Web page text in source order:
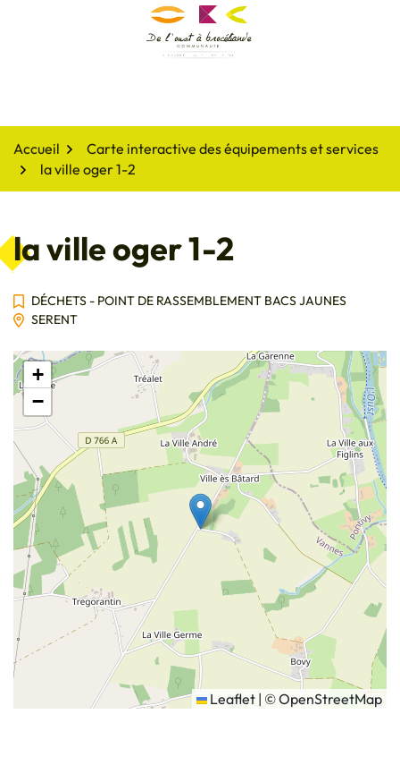
De l'oust à Brocéliande
Accueil
Carte interactive des équipements et services
la ville oger 1-2
la ville oger 1-2
DÉCHETS - POINT DE RASSEMBLEMENT BACS JAUNES
SERENT
+
−
Leaflet | ©OpenStreetMap